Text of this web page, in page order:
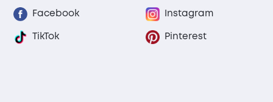
Facebook Instagram
TikTok Pinterest